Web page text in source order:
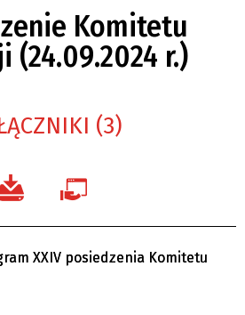
Komitetu
(24.09.2024 r.)
(3)
XXIV posiedzenia Komitetu